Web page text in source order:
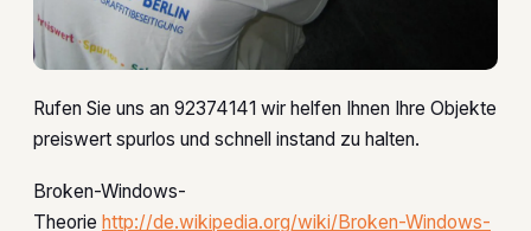
Rufen Sie uns an 92374141 wir helfen Ihnen Ihre Objekte
preiswert spurlos und schnell instand zu halten.
Broken-Windows-
Theorie http://de.wikipedia.org/wiki/Broken-Windows-